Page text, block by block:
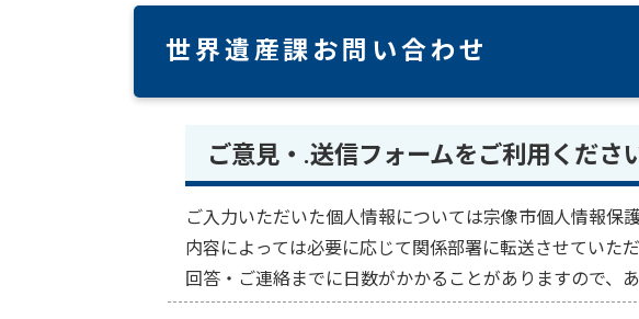
世界遺産課お問い合わせ
ご意見・.送信フォームをご利用ください
ご入力いただいた個人情報については宗像市個人情報保
内容によっては必要に応じて関係部署に転送させていただ
回答・ご連絡までに日数がかかることがありますので、